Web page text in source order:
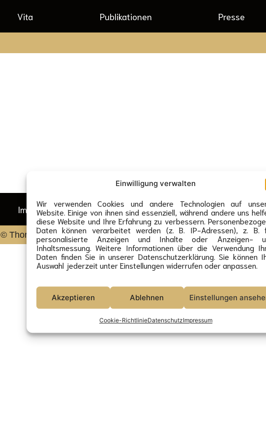
Einwilligung verwalten
Wir verwenden Cookies und andere Technologien auf
Website. Einige von ihnen sind essenziell, während andere uns
diese Website und Ihre Erfahrung zu verbessern.
Daten können verarbeitet werden (z. B. IP-Adressen), z. B.
personalisierte Anzeigen und Inhalte oder Anzeigen-
Inhaltsmessung. Weitere Informationen über die Verwendung
Daten finden Sie in unserer Datenschutzerklärung. Sie können
Auswahl jederzeit unter Einstellungen widerrufen oder anpassen.
Akzeptieren Ablehnen Einstellungen
Cookie-RichtlinieDatenschutzImpressum
Vita Publikationen Presse
Impressum Datenschutz Veranstaltung anfragen
© Thorsten Schleif 2021-26 - alle Rechte vorbehalten.